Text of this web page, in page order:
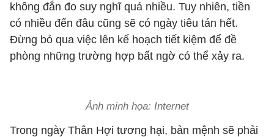
không đắn đo suy nghĩ quá nhiều. Tuy nhiên, tiền
có nhiều đến đâu cũng sẽ có ngày tiêu tán hết.
Đừng bỏ qua việc lên kế hoạch tiết kiệm để đề
phòng những trường hợp bất ngờ có thể xảy ra.
Ảnh minh họa: Internet
Trong ngày Thân Hợi tương hại, bản mệnh sẽ phải